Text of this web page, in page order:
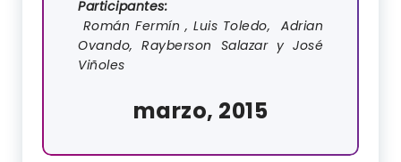
Participantes:
Román Fermín , Luis Toledo, Adrian
Ovando, Rayberson Salazar y José
Viñoles
marzo, 2015